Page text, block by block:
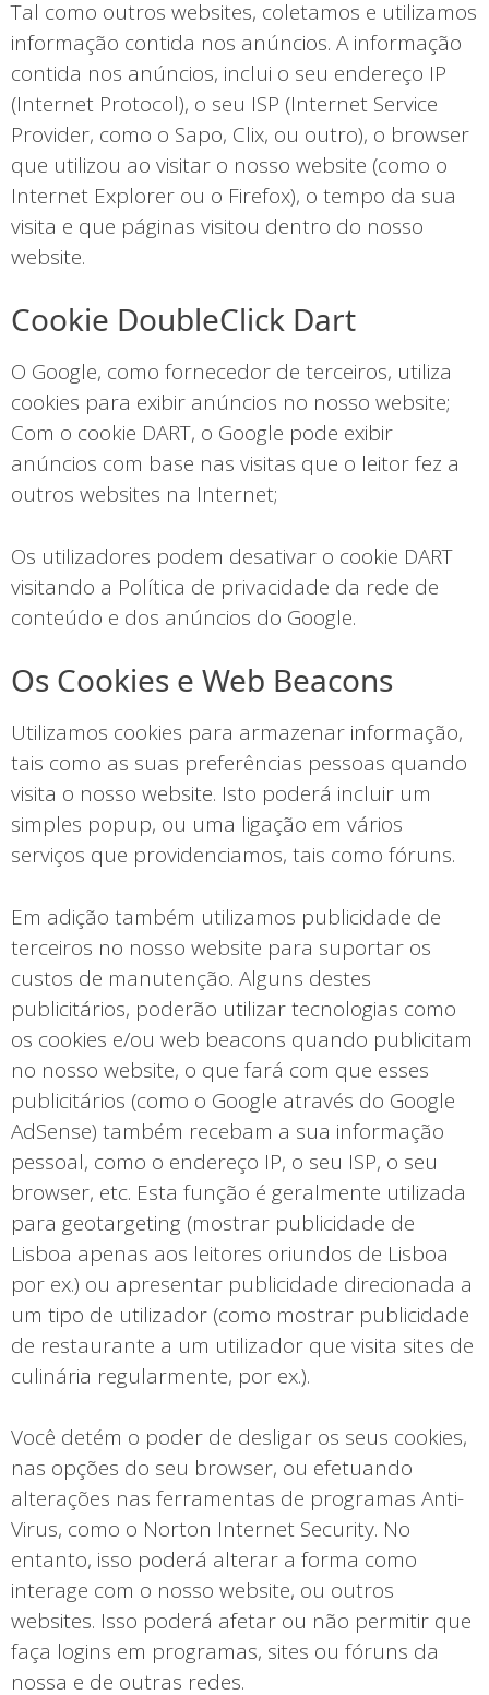
Tal como outros websites, coletamos e utilizamos
informação contida nos anúncios. A informação
contida nos anúncios, inclui o seu endereço IP
(Internet Protocol), o seu ISP (Internet Service
Provider, como o Sapo, Clix, ou outro), o browser
que utilizou ao visitar o nosso website (como o
Internet Explorer ou o Firefox), o tempo da sua
visita e que páginas visitou dentro do nosso
website.
Cookie DoubleClick Dart
O Google, como fornecedor de terceiros, utiliza
cookies para exibir anúncios no nosso website;
Com o cookie DART, o Google pode exibir
anúncios com base nas visitas que o leitor fez a
outros websites na Internet;
Os utilizadores podem desativar o cookie DART
visitando a Política de privacidade da rede de
conteúdo e dos anúncios do Google.
Os Cookies e Web Beacons
Utilizamos cookies para armazenar informação,
tais como as suas preferências pessoas quando
visita o nosso website. Isto poderá incluir um
simples popup, ou uma ligação em vários
serviços que providenciamos, tais como fóruns.
Em adição também utilizamos publicidade de
terceiros no nosso website para suportar os
custos de manutenção. Alguns destes
publicitários, poderão utilizar tecnologias como
os cookies e/ou web beacons quando publicitam
no nosso website, o que fará com que esses
publicitários (como o Google através do Google
AdSense) também recebam a sua informação
pessoal, como o endereço IP, o seu ISP, o seu
browser, etc. Esta função é geralmente utilizada
para geotargeting (mostrar publicidade de
Lisboa apenas aos leitores oriundos de Lisboa
por ex.) ou apresentar publicidade direcionada a
um tipo de utilizador (como mostrar publicidade
de restaurante a um utilizador que visita sites de
culinária regularmente, por ex.).
Você detém o poder de desligar os seus cookies,
nas opções do seu browser, ou efetuando
alterações nas ferramentas de programas Anti-
Virus, como o Norton Internet Security. No
entanto, isso poderá alterar a forma como
interage com o nosso website, ou outros
websites. Isso poderá afetar ou não permitir que
faça logins em programas, sites ou fóruns da
nossa e de outras redes.